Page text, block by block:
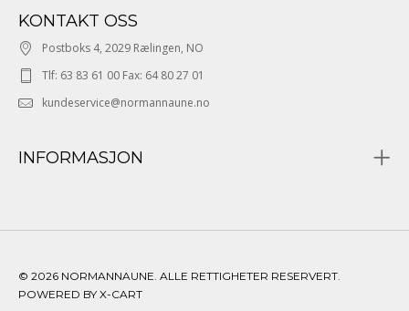
KONTAKT OSS
Postboks 4, 2029 Rælingen, NO
Tlf: 63 83 61 00 Fax: 64 80 27 01
kundeservice@normannaune.no
INFORMASJON
© 2026 NORMANNAUNE. ALLE RETTIGHETER RESERVERT.
POWERED BY X-CART